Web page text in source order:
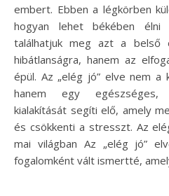
embert. Ebben a légkörben
hogyan lehet békében élni
találhatjuk meg azt a belső
hibátlanságra, hanem az
épül. Az „elég jó” elve nem
hanem egy egészséges,
kialakítását segíti elő, amely
és csökkenti a stresszt. Az
mai világban Az „elég jó”
fogalomként vált ismertté,